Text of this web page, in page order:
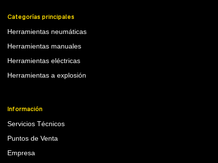
Categorías principales
Herramientas neumáticas
Herramientas manuales
Herramientas eléctricas
Herramientas a explosión
Información
Servicios Técnicos
Puntos de Venta
Empresa